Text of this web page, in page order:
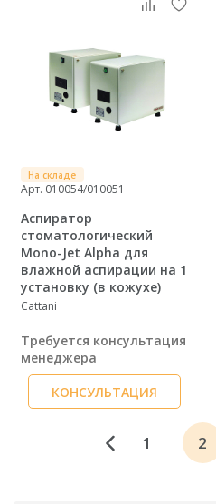
На складе
Арт. 010054/010051
Аспиратор
стоматологический
Mono-Jet Alpha для
влажной аспирации на 1
установку (в кожухе)
Cattani
Требуется консультация
менеджера
КОНСУЛЬТАЦИЯ
1 2